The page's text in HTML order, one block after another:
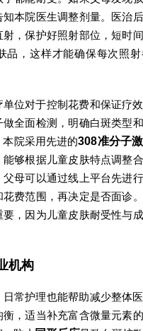
本院医生调整剂量。医治
，保护好照射部位，短时
品，这样才能确保每次照
位对于控制花费和保证疗
全面检测，明确白斑类型
院采用先进的308准分子
够根据儿童皮肤特点调整
母可以通过线上平台先进
费范围，再决定是否面诊
，因为儿童皮肤耐受性与
机构
日常护理也能帮助减少整体
，适当补充富含微量元素